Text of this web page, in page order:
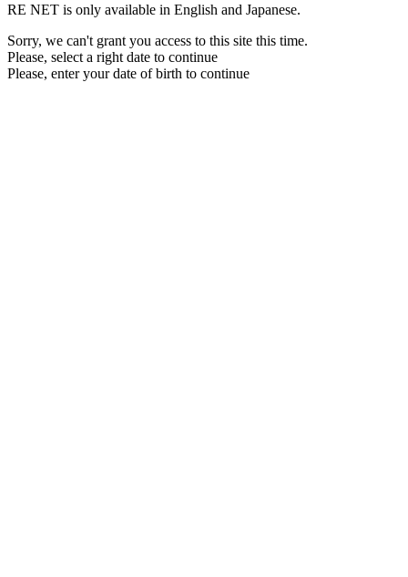
RE NET is only available in English and Japanese.
Sorry, we can't grant you access to this site this time.
Please, select a right date to continue
Please, enter your date of birth to continue